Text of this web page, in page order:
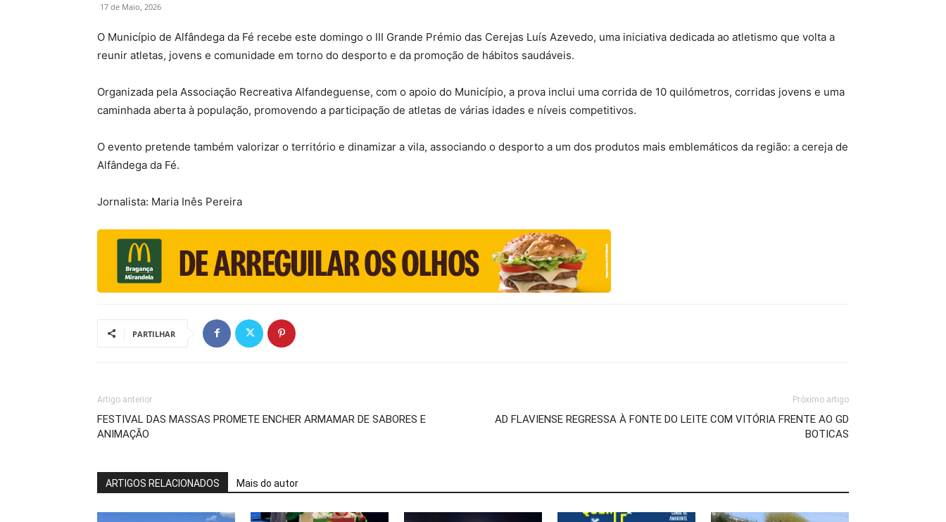
17 de Maio, 2026
O Município de Alfândega da Fé recebe este domingo o III Grande Prémio das Cerejas Luís Azevedo, uma iniciativa dedicada ao atletismo que volta a
reunir atletas, jovens e comunidade em torno do desporto e da promoção de hábitos saudáveis.
Organizada pela Associação Recreativa Alfandeguense, com o apoio do Município, a prova inclui uma corrida de 10 quilómetros, corridas jovens e uma
caminhada aberta à população, promovendo a participação de atletas de várias idades e níveis competitivos.
O evento pretende também valorizar o território e dinamizar a vila, associando o desporto a um dos produtos mais emblemáticos da região: a cereja de
Alfândega da Fé.
Jornalista: Maria Inês Pereira
PARTILHAR
Artigo anterior
FESTIVAL DAS MASSAS PROMETE ENCHER ARMAMAR DE SABORES E
ANIMAÇÃO
Próximo artigo
AD FLAVIENSE REGRESSA À FONTE DO LEITE COM VITÓRIA FRENTE AO GD
BOTICAS
ARTIGOS RELACIONADOS Mais do autor